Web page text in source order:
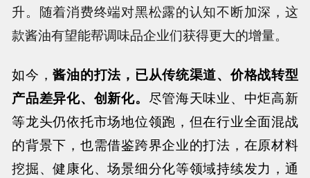
升。随着消费终端对黑松露的认知不断加深，这
款酱油有望能帮调味品企业们获得更大的增量。
如今，酱油的打法，已从传统渠道、价格战转型
产品差异化、创新化。 尽管海天味业、中炬高新
等龙头仍依托市场地位领跑，但在行业全面混战
的背景下，也需借鉴跨界企业的打法，在原材料
挖掘、健康化、场景细分化等领域持续发力，通